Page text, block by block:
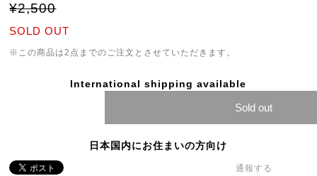
¥2,500
SOLD OUT
※この商品は2点までのご注文とさせていただきます。
International shipping available
Sold out
日本国内にお住まいの方向け
通報する